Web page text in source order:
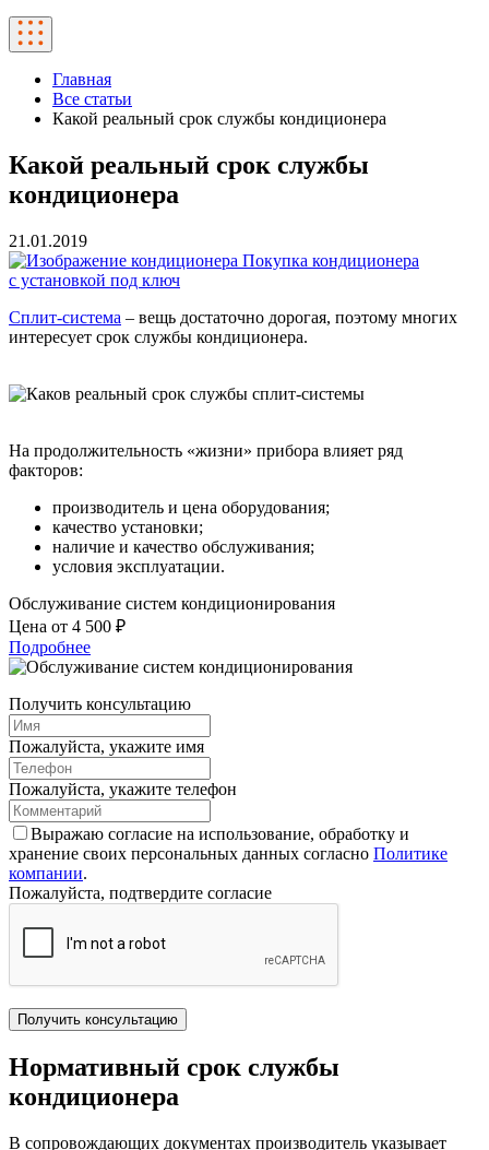
Главная
Все статьи
Какой реальный срок службы кондиционера
Какой реальный срок службы
кондиционера
21.01.2019
Покупка кондиционера
с установкой под ключ
Сплит-система – вещь достаточно дорогая, поэтому многих
интересует срок службы кондиционера.
На продолжительность «жизни» прибора влияет ряд
факторов:
производитель и цена оборудования;
качество установки;
наличие и качество обслуживания;
условия эксплуатации.
Обслуживание систем кондиционирования
Цена от 4 500 ₽
Подробнее
Получить консультацию
Пожалуйста, укажите имя
Пожалуйста, укажите телефон
Выражаю согласие на использование, обработку и
хранение своих персональных данных согласно Политике
компании.
Пожалуйста, подтвердите согласие
Получить консультацию
Нормативный срок службы
кондиционера
В сопровождающих документах производитель указывает